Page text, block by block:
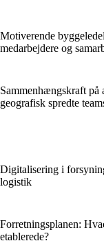
Motiverende
medarbejdere og
Sammenhængskraft på
geografisk spredte
Digitalisering i
logistik
Forretningsplanen:
etablerede?